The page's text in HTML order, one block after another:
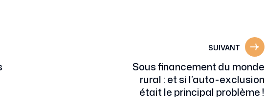
SUIVANT
Sous financement du monde
rural : et si l’auto-exclusion
était le principal problème !